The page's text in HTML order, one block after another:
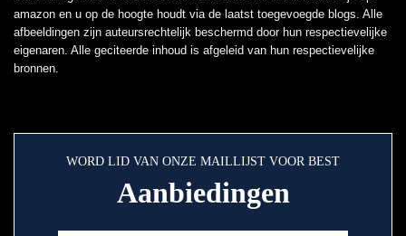
amazon en u op de hoogte houdt via de laatst toegevoegde blogs. Alle
afbeeldingen zijn auteursrechtelijk beschermd door hun respectievelijke
eigenaren. Alle geciteerde inhoud is afgeleid van hun respectievelijke
bronnen.
WORD LID VAN ONZE MAILLIJST VOOR BEST
Aanbiedingen